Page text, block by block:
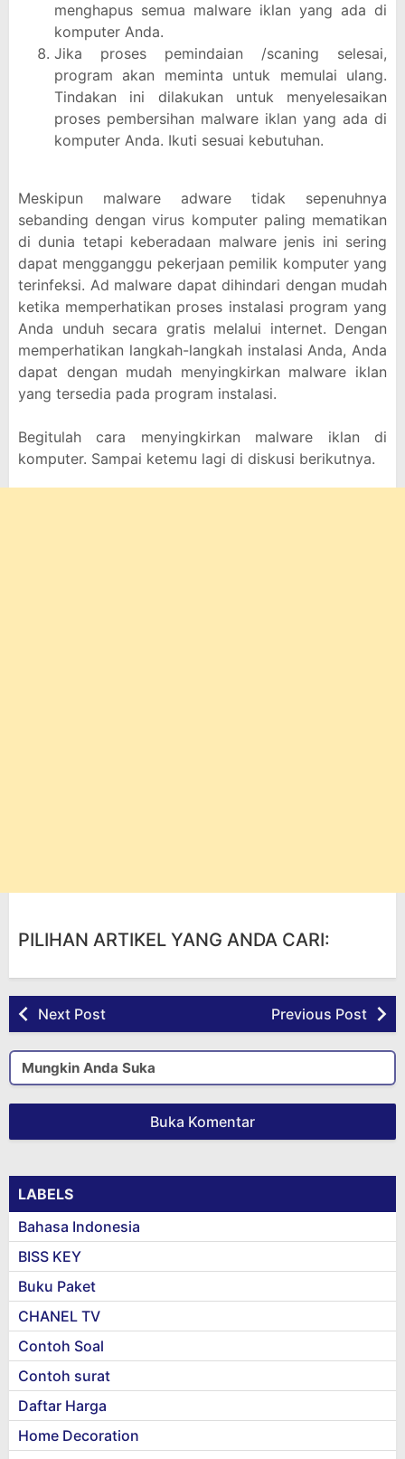
menghapus semua malware iklan yang ada di
komputer Anda.
Jika proses pemindaian /scaning selesai,
program akan meminta untuk memulai ulang.
Tindakan ini dilakukan untuk menyelesaikan
proses pembersihan malware iklan yang ada di
komputer Anda. Ikuti sesuai kebutuhan.
Meskipun malware adware tidak sepenuhnya
sebanding dengan virus komputer paling mematikan
di dunia tetapi keberadaan malware jenis ini sering
dapat mengganggu pekerjaan pemilik komputer yang
terinfeksi. Ad malware dapat dihindari dengan mudah
ketika memperhatikan proses instalasi program yang
Anda unduh secara gratis melalui internet. Dengan
memperhatikan langkah-langkah instalasi Anda, Anda
dapat dengan mudah menyingkirkan malware iklan
yang tersedia pada program instalasi.
Begitulah cara menyingkirkan malware iklan di
komputer. Sampai ketemu lagi di diskusi berikutnya.
PILIHAN ARTIKEL YANG ANDA CARI:
Next Post Previous Post
Mungkin Anda Suka
Buka Komentar
LABELS
Bahasa Indonesia
BISS KEY
Buku Paket
CHANEL TV
Contoh Soal
Contoh surat
Daftar Harga
Home Decoration